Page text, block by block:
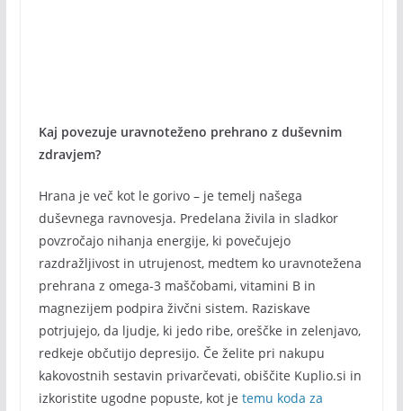
Kaj povezuje uravnoteženo prehrano z duševnim
zdravjem?
Hrana je več kot le gorivo – je temelj našega
duševnega ravnovesja. Predelana živila in sladkor
povzročajo nihanja energije, ki povečujejo
razdražljivost in utrujenost, medtem ko uravnotežena
prehrana z omega-3 maščobami, vitamini B in
magnezijem podpira živčni sistem. Raziskave
potrjujejo, da ljudje, ki jedo ribe, oreščke in zelenjavo,
redkeje občutijo depresijo. Če želite pri nakupu
kakovostnih sestavin privarčevati, obiščite Kuplio.si in
izkoristite ugodne popuste, kot je temu koda za